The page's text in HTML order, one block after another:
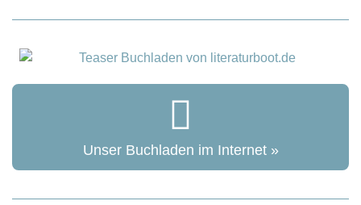
Unser Buchladen im Internet »